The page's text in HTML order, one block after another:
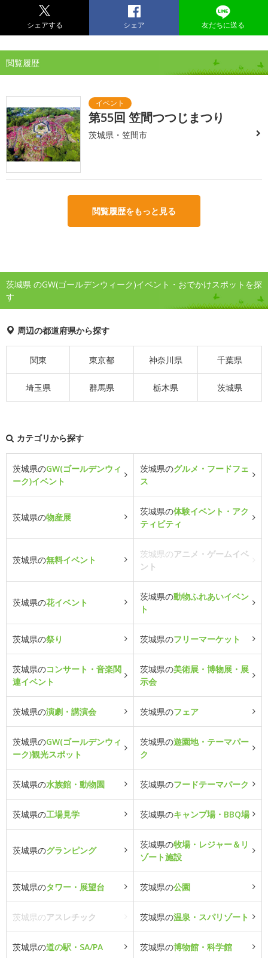
シェアする シェア 友だちに送る
閲覧履歴
第55回 笠間つつじまつり
茨城県・笠間市
閲覧履歴をもっと見る
茨城県 のGW(ゴールデンウィーク)イベント・おでかけスポットを探
す
周辺の都道府県から探す
関東 東京都 神奈川県 千葉県
埼玉県 群馬県 栃木県 茨城県
カテゴリから探す
茨城県のGW(ゴールデンウィ
ーク)イベント
茨城県のグルメ・フードフェ
ス
茨城県の物産展
茨城県の体験イベント・アク
ティビティ
茨城県の無料イベント
茨城県のアニメ・ゲームイベ
ント
茨城県の花イベント
茨城県の動物ふれあいイベン
ト
茨城県の祭り 茨城県のフリーマーケット
茨城県のコンサート・音楽関
連イベント
茨城県の美術展・博物展・展
示会
茨城県の演劇・講演会 茨城県のフェア
茨城県のGW(ゴールデンウィ
ーク)観光スポット
茨城県の遊園地・テーマパー
ク
茨城県の水族館・動物園 茨城県のフードテーマパーク
茨城県の工場見学 茨城県のキャンプ場・BBQ場
茨城県のグランピング
茨城県の牧場・レジャー＆リ
ゾート施設
茨城県のタワー・展望台 茨城県の公園
茨城県のアスレチック 茨城県の温泉・スパリゾート
茨城県の道の駅・SA/PA 茨城県の博物館・科学館